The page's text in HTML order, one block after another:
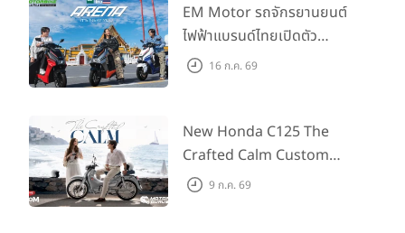
EM Motor รถจักรยานยนต์
ไฟฟ้าแบรนด์ไทยเปิดตัว
ARENA ที่มาในราคาพิเศษ
555 คันแรกรับฟรี Adapter
Type2 ฟรี
16 ก.ค. 69
New Honda C125 The
Crafted Calm Custom
Edition ถ่ายทอดความคลาสสิ
9 ก.ค. 69